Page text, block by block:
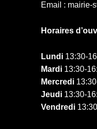
Email : mairie-
Horaires
Lundi 13:30-
Mardi 13:30-
Mercredi
Jeudi 13:30-
Vendredi